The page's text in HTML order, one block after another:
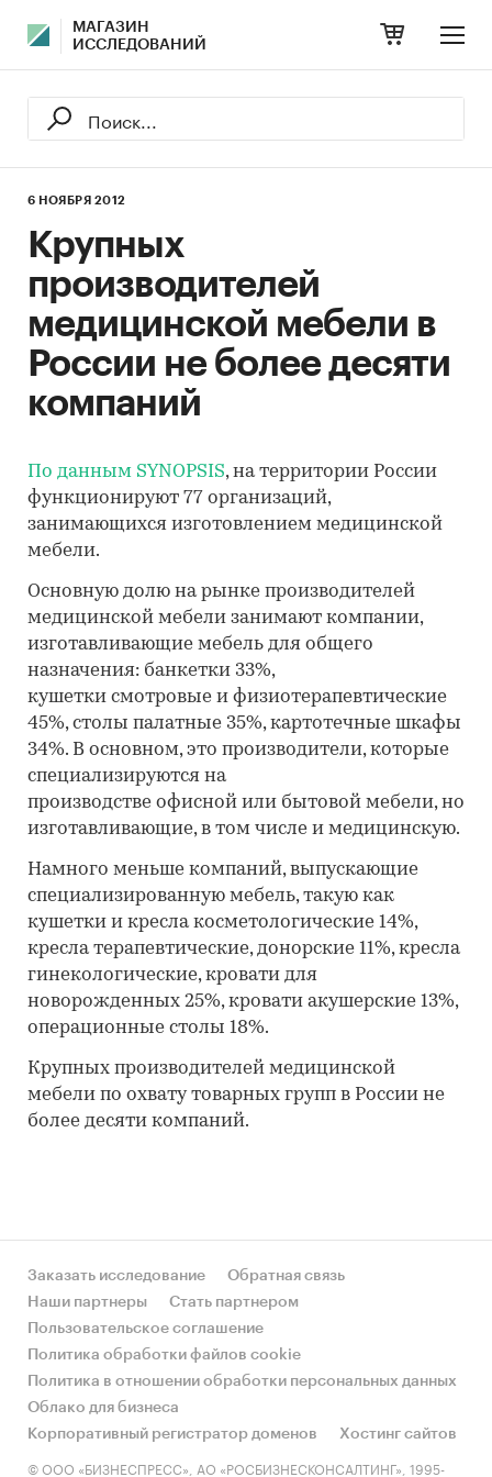
МАГАЗИН
ИССЛЕДОВАНИЙ
6 НОЯБРЯ 2012
Крупных
производителей
медицинской мебели в
России не более десяти
компаний
По данным SYNOPSIS, на территории России
функционируют 77 организаций,
занимающихся изготовлением медицинской
мебели.
Основную долю на рынке производителей
медицинской мебели занимают компании,
изготавливающие мебель для общего
назначения: банкетки 33%,
кушетки смотровые и физиотерапевтические
45%, столы палатные 35%, картотечные шкафы
34%. В основном, это производители, которые
специализируются на
производстве офисной или бытовой мебели, но
изготавливающие, в том числе и медицинскую.
Намного меньше компаний, выпускающие
специализированную мебель, такую как
кушетки и кресла косметологические 14%,
кресла терапевтические, донорские 11%, кресла
гинекологические, кровати для
новорожденных 25%, кровати акушерские 13%,
операционные столы 18%.
Крупных производителей медицинской
мебели по охвату товарных групп в России не
более десяти компаний.
Заказать исследование
Обратная связь
Наши партнеры
Стать партнером
Пользовательское соглашение
Политика обработки файлов cookie
Политика в отношении обработки персональных данных
Облако для бизнеса
Корпоративный регистратор доменов
Хостинг сайтов
© ООО «БИЗНЕСПРЕСС», АО «РОСБИЗНЕСКОНСАЛТИНГ», 1995-